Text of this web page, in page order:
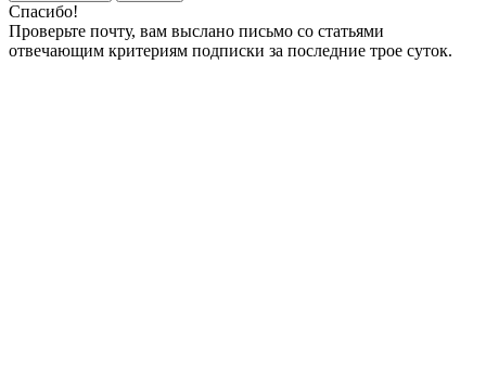
Спасибо!
Проверьте почту, вам выслано письмо со статьями
отвечающим критериям подписки за последние трое суток.